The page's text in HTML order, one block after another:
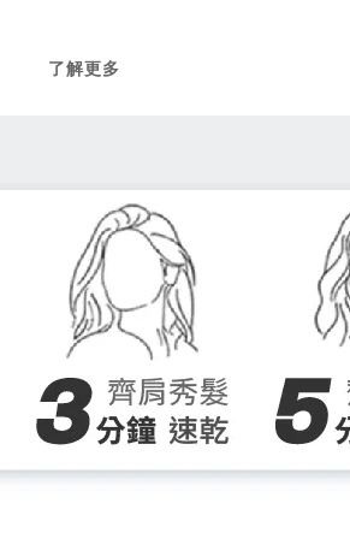
了解更多